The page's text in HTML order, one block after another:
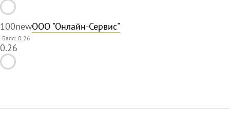
100newООО "Онлайн-Сервис"
Балл: 0.26
0.26